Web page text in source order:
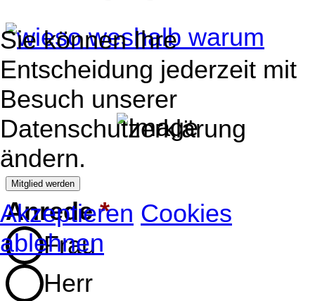
Mitglied werden
Anrede*
Frau
Herr
Sie können Ihre
Entscheidung jederzeit mit
Besuch unserer
Datenschutzerklärung
ändern.
Akzeptieren Cookies
ablehnen